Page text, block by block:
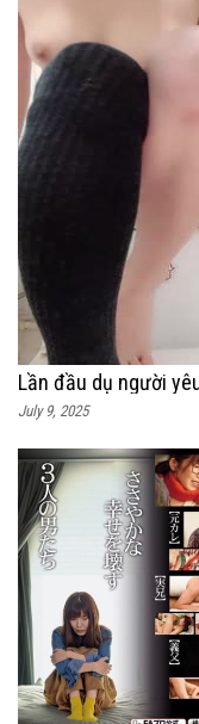
Lần đầu dụ người
July 9, 2025